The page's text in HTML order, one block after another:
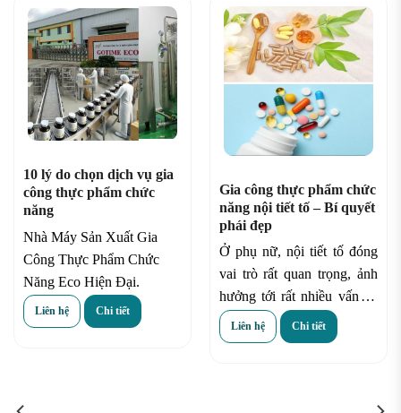
10 lý do chọn dịch vụ gia
công thực phẩm chức
năng
Nhà Máy Sản Xuất Gia
Công Thực Phẩm Chức
Năng Eco Hiện Đại.
Liên hệ Chi tiết
Gia công thực phẩm chức
năng nội tiết tố – Bí quyết
phái đẹp
Ở phụ nữ, nội tiết tố đóng
vai trò rất quan trọng, ảnh
hưởng tới rất nhiều vấn đề
như làn da, vóc dáng, sinh
lý, cảm xúc, sức khỏe,…
Estrogen do buồng trứng
Liên hệ Chi tiết